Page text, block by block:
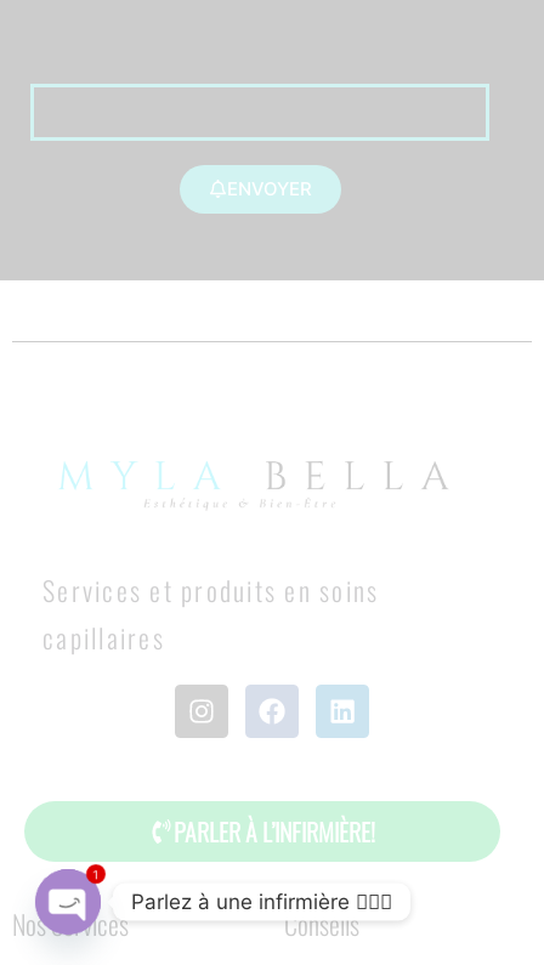
ENVOYER
Services et produits en soins
capillaires
PARLER À L’INFIRMIÈRE!
Nos Services Conseils
Parlez à une infirmière 👩🏽‍⚕️
1